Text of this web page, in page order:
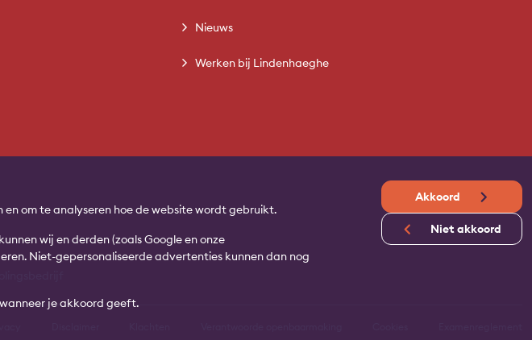
om te analyseren hoe de website wordt gebruikt.
wij en derden (zoals Google en onze
Niet-gepersonaliseerde advertenties kunnen dan nog
wanneer je akkoord geeft.
Akkoord
Niet akkoord
Nieuws
Werken bij Lindenhaeghe